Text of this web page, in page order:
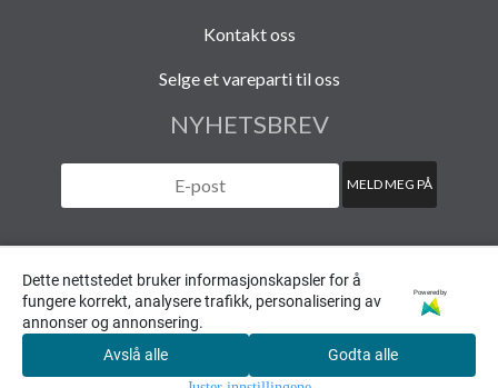
0
Dette nettstedet bruker informasjonskapsler for å
fungere korrekt, analysere trafikk, personalisering av
annonser og annonsering.
Powered by
Avslå alle Godta alle
Kontakt oss
Selge et vareparti til oss
NYHETSBREV
© 2020 HAVARISTEN (org. nr. 940 108 454)